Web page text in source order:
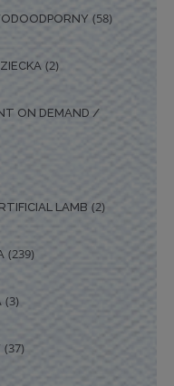
(58)
(2)
ON DEMAND /
LAMB (2)
(239)
(3)
(37)